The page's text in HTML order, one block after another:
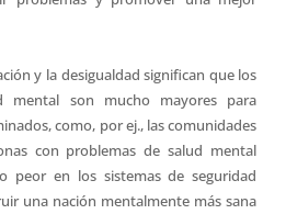
y la desigualdad significan que los
mental son mucho mayores para
como, por ej., las comunidades
con problemas de salud mental
peor en los sistemas de seguridad
una nación mentalmente más sana